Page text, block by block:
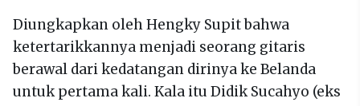
Diungkapkan oleh Hengky Supit bahwa
ketertarikkannya menjadi seorang gitaris
berawal dari kedatangan dirinya ke Belanda
untuk pertama kali. Kala itu Didik Sucahyo (eks